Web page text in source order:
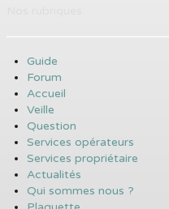
Guide
Forum
Accueil
Veille
Question
Services opérateurs
Services propriétaire
Actualités
Qui sommes nous ?